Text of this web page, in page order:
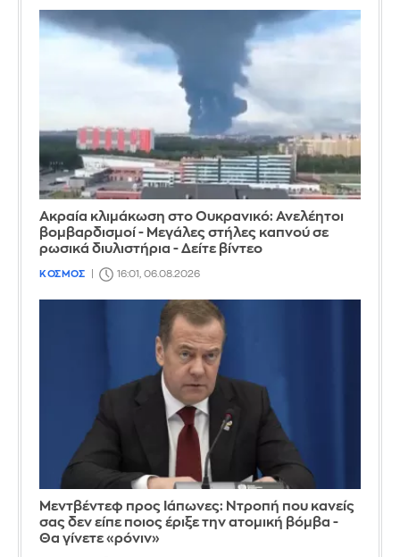
Ακραία κλιμάκωση στο Ουκρανικό: Ανελέητοι
βομβαρδισμοί - Μεγάλες στήλες καπνού σε
ρωσικά διυλιστήρια - Δείτε βίντεο
ΚΟΣΜΟΣ 16:01, 06.08.2026
Μεντβέντεφ προς Ιάπωνες: Ντροπή που κανείς
σας δεν είπε ποιος έριξε την ατομική βόμβα -
Θα γίνετε «ρόνιν»